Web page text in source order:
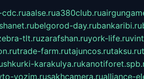
aalse.rua380club.ru
belgorod-day.rubankaribi.ru
tlt.ruzarafshan.ruyork-life.ru
trade-farm.rutajuncos.rutaksu.ru
shkurki-karakulya.ru
vozim.rusakhcamera.rualliance-